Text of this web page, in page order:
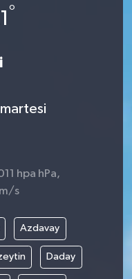
°
hpa hPa,
s
Azdavay
Daday